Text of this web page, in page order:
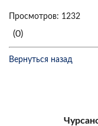
Просмотров: 1232
(0)
Вернуться назад